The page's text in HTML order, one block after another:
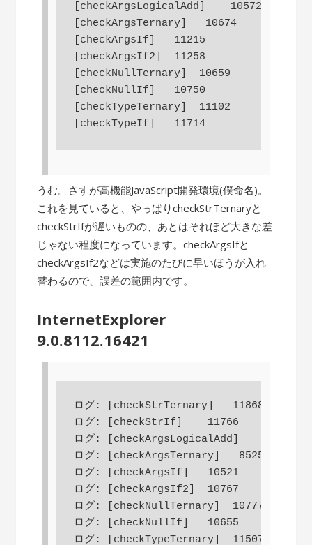
[checkArgsLogicalAdd]    10572
[checkArgsTernary]   10674
[checkArgsIf]   11215
[checkArgsIf2]  11258
[checkNullTernary]  10659
[checkNullIf]   10750
[checkTypeTernary]  11102
[checkTypeIf]   11714
うむ。さすが高機能JavaScript開発環境(僕命名)。
これを見ていると、やっぱりcheckStrTernaryと
checkStrIfが遅いものの、あとはそれほど大きな差
じゃない程度になっています。checkArgsIfと
checkArgsIf2などは実施のたびに早いほうが入れ
替わるので、誤差の範囲内です。
InternetExplorer
9.0.8112.16421
ログ: [checkStrTernary]   11868
ログ: [checkStrIf]    11766
ログ: [checkArgsLogicalAdd]    8618
ログ: [checkArgsTernary]   8525
ログ: [checkArgsIf]   10521
ログ: [checkArgsIf2]  10767
ログ: [checkNullTernary]  10777
ログ: [checkNullIf]   10655
ログ: [checkTypeTernary]  11507